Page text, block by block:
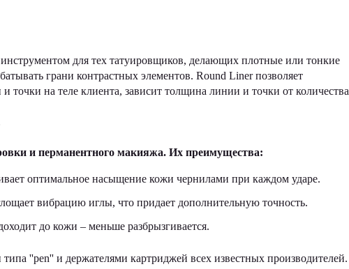
для тех татуировщиков, делающих плотные или тонкие
грани контрастных элементов. Round Liner позволяет
точки на теле клиента, зависит толщина линии и точки от количества
и перманентного макияжа. Их преимущества:
оптимальное насыщение кожи чернилами при каждом ударе.
вибрацию иглы, что придает дополнительную точность.
до кожи – меньше разбрызгивается.
''pen'' и держателями картриджей всех известных производителей.